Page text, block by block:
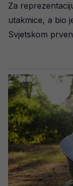
Za
utakmice, a bio
Svjetskom